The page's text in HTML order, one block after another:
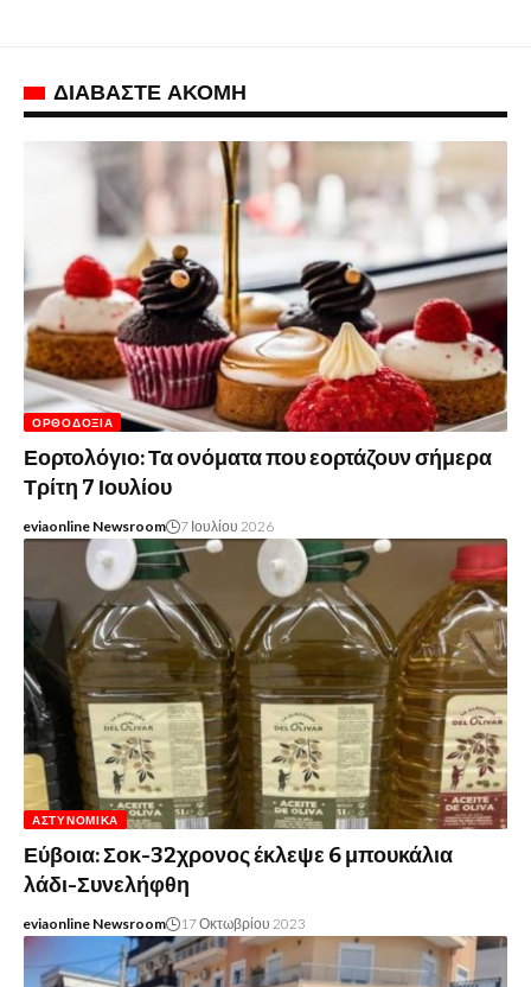
ΔΙΑΒΑΣΤΕ ΑΚΟΜΗ
ΟΡΘΟΔΟΞΊΑ
Εορτολόγιο: Τα ονόματα που εορτάζουν σήμερα
Τρίτη 7 Ιουλίου
eviaonline Newsroom 7 Ιουλίου 2026
ΑΣΤΥΝΟΜΙΚΆ
Εύβοια: Σοκ-32χρονος έκλεψε 6 μπουκάλια
λάδι-Συνελήφθη
eviaonline Newsroom 17 Οκτωβρίου 2023